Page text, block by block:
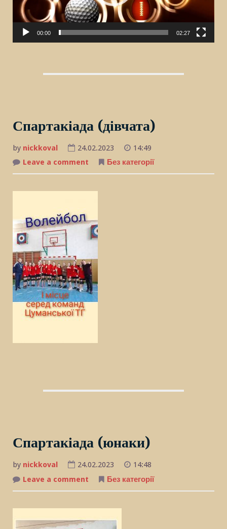
00:00 02:27
Спартакіада (дівчата)
by nickkoval 24.02.2023
14:49
Leave a comment
(дівчата)
Без категорії
Спартакіада (юнаки)
by nickkoval 24.02.2023
14:48
Leave a comment
(юнаки)
Без категорії